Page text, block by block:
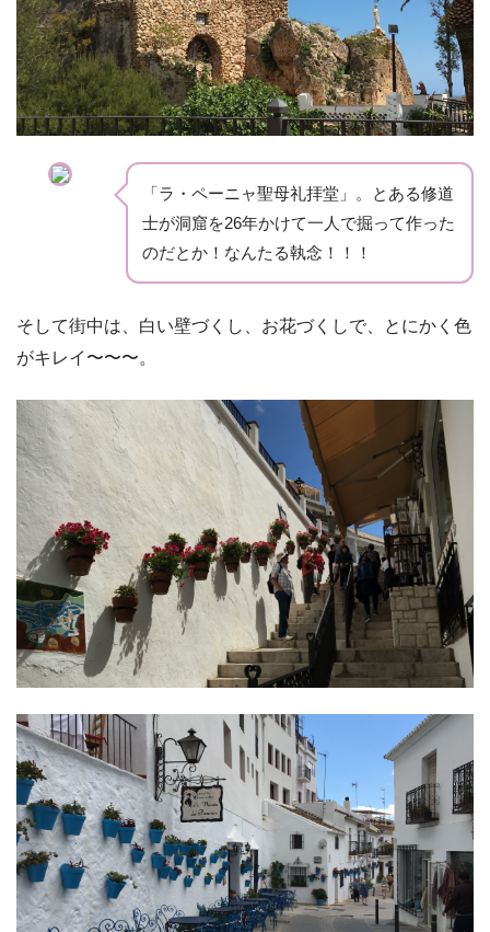
「ラ・ペーニャ聖母礼拝堂」。とある修道
士が洞窟を26年かけて一人で掘って作った
のだとか！なんたる執念！！！
そして街中は、白い壁づくし、お花づくしで、とにかく色
がキレイ〜〜〜。